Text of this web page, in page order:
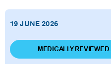
19 JUNE 2026
MEDICALLY REVIEWED: